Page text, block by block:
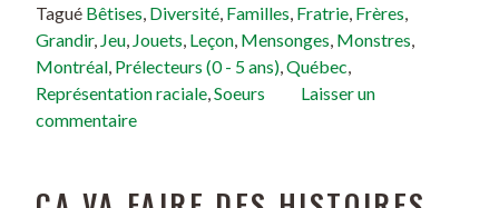
Tagué Bêtises Diversité Familles Fratrie Frères
Grandir, Jeu Jouets Leçon Mensonges Monstres
Montréal Prélecteurs (0 - 5 ans) Québec
Représentation raciale Soeurs
Laisser un
commentaire